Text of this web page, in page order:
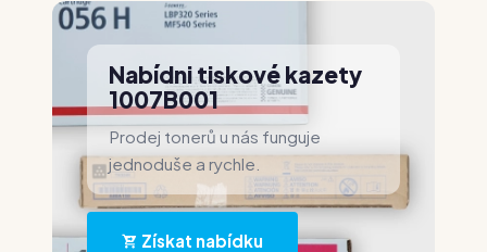
Nabídni tiskové kazety
1007B001
Prodej tonerů u nás funguje
jednoduše a rychle.
Získat nabídku